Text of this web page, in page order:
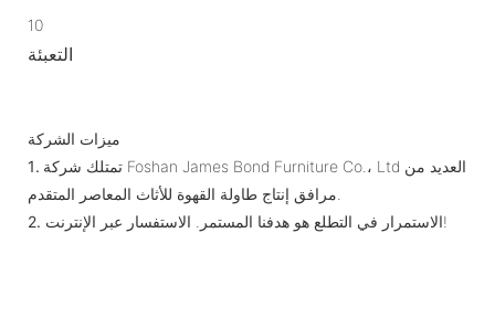
10
التعبئة
ميزات الشركة
1. تمتلك شركة Foshan James Bond Furniture Co.، Ltd العديد من
2.
الاستمرار في التطلع هو هدفنا المستمر. الاستفسار عبر الإنترنت!